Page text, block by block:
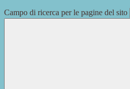
Campo di ricerca per le pagine del sito